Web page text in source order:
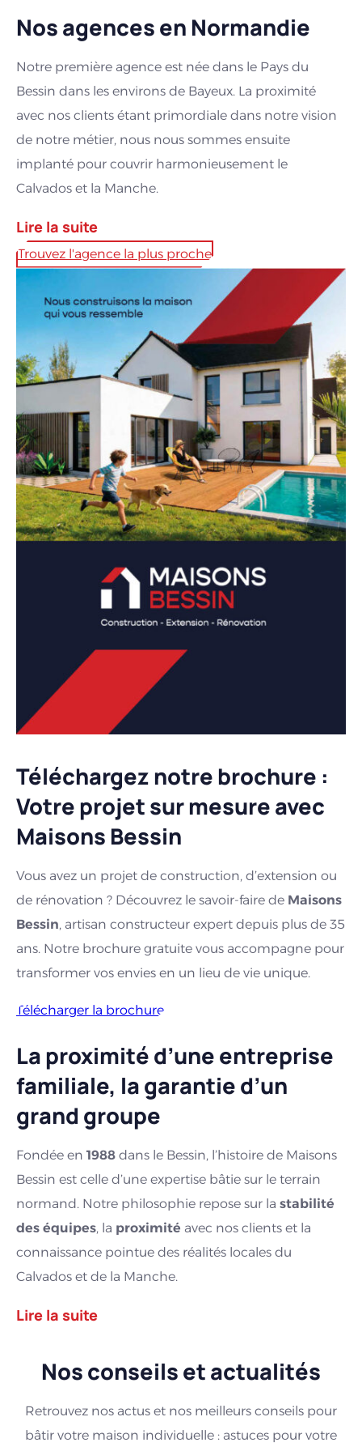
Nos agences en Normandie
Notre première agence est née dans le Pays du
Bessin dans les environs de Bayeux. La proximité
avec nos clients étant primordiale dans notre vision
de notre métier, nous nous sommes ensuite
implanté pour couvrir harmonieusement le
Calvados et la Manche.
1988: Installation de notre première agence de
construction de maisons individuelle à
marquant le début de notre engagement pour des
constructions de qualité et abordables dans le
Bessin.
1995 : Ouverture de notre agence deCaen,
renforçant notre présence au cœur du Calvados
pour servir un plus grand nombre de familles
souhaitant faire construire une maison individuelle
de qualité.
2002: Implantation de notre marque àLisieux, afin
d’étendre notre savoir-faire local et nos offres de
maisons au meilleur rapport qualité/prix à l’est du
: Développement de nos services à
pour accompagner la clientèle de la Manche dans la
réalisation de maisons individuelles solides et bien
: création de l’agence de
Cotentin,
nécessaire pour nous permettre de
construire en toute proximité tout le Cotentin.
pour accompagner les porteurs de projet de ce
secteur.
: Lancement de notre
coût de travaux de rénovation énergétique de votre
habitat.
Lire la suite
Trouvez l'agence la plus proche
Téléchargez notre brochure :
Votre projet sur mesure avec
Maisons Bessin
Vous avez un projet de construction, d’extension ou
de rénovation ? Découvrez le savoir-faire de Maisons
Bessin, artisan constructeur expert depuis plus de 35
ans. Notre brochure gratuite vous accompagne pour
transformer vos envies en un lieu de vie unique.
Télécharger la brochure
La proximité d’une entreprise
familiale, la garantie d’un
grand groupe
Fondée en 1988 dans le Bessin, l’histoire de Maisons
Bessin est celle d’une expertise bâtie sur le terrain
normand. Notre philosophie repose sur la stabilité
des équipes, la proximité avec nos clients et la
connaissance pointue des réalités locales du
Calvados et de la Manche.
Un pilier de solidité pour votre projet :
Lire la suite
Nos conseils et actualités
Retrouvez nos actus et nos meilleurs conseils pour
bâtir votre maison individuelle : astuces pour votre